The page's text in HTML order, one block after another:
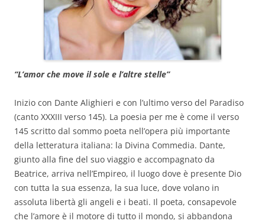
“L’amor che move il sole e l’altre stelle”
Inizio con Dante Alighieri e con l’ultimo verso del Paradiso
(canto XXXIII verso 145). La poesia per me è come il verso
145 scritto dal sommo poeta nell’opera più importante
della letteratura italiana: la Divina Commedia. Dante,
giunto alla fine del suo viaggio e accompagnato da
Beatrice, arriva nell’Empireo, il luogo dove è presente Dio
con tutta la sua essenza, la sua luce, dove volano in
assoluta libertà gli angeli e i beati. Il poeta, consapevole
che l’amore è il motore di tutto il mondo, si abbandona